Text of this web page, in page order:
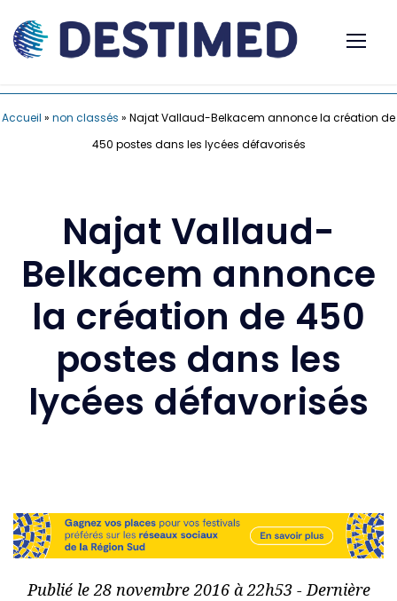
Accueil » non classés » Najat Vallaud-Belkacem annonce la création de
450 postes dans les lycées défavorisés
Najat Vallaud-
Belkacem annonce
la création de 450
postes dans les
lycées défavorisés
Publié le 28 novembre 2016 à 22h53 - Dernière